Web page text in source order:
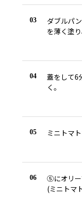
03
ダブルパ
を薄く塗
04
蓋をして6
く。
05 ミニトマ
06
⑤にオリー
(ミニトマ